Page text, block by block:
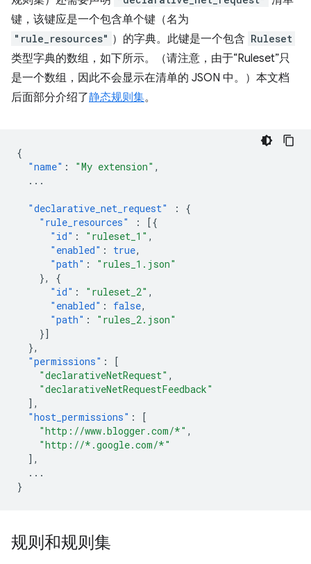
键，该键应是一个包含单个键（名为
"rule_resources" ）的字典。此键是一个包含 Ruleset
类型字典的数组，如下所示。（请注意，由于“Ruleset”只
是一个数组，因此不会显示在清单的 JSON 中。）本文档
后面部分介绍了静态规则集。
{
"name" : "My extension" ,
...
"declarative_net_request" :
{
"rule_resources"
:
[{
"id" : "ruleset_1" ,
"enabled" : true,
"path" :
"rules_1.json"
},
{
"id" : "ruleset_2" ,
"enabled" : false,
"path" :
"rules_2.json"
}]
},
"permissions" :
[
"declarativeNetRequest" ,
"declarativeNetRequestFeedback"
],
"host_permissions" :
[
"http://www.blogger.com/*" ,
"http://*.google.com/*"
],
...
}
规则和规则集